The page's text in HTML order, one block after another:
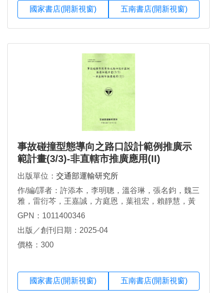
國家書店(開新視窗) 五南書店(開新視窗)
事故碰撞型態導向之路口設計範例推廣示
範計畫(3/3)-非直轄市推廣應用(II)
出版單位： 交通部運輸研究所
作/編/譯者：許添本，李明聰，溫谷琳，張名鈞，魏三
雅，雷衍芩，王嘉誠，方庭恩，葉祖宏，賴靜慧，黃
明正，孔垂昌
GPN：1011400346
出版／創刊日期：2025-04
價格：300
國家書店(開新視窗) 五南書店(開新視窗)